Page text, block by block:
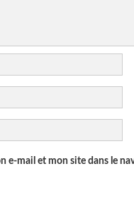
e-mail et mon site dans le